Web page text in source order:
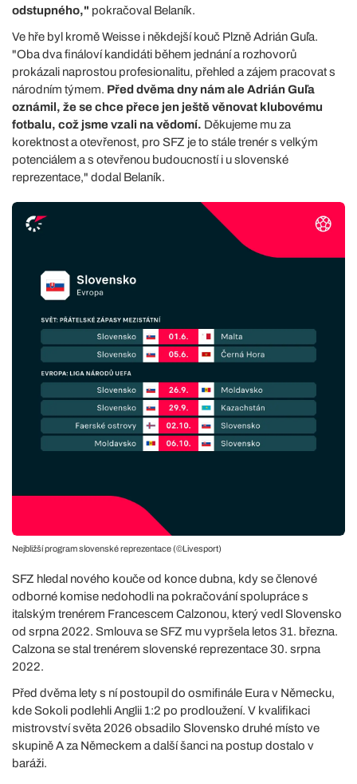
odstupného," pokračoval Belaník.
Ve hře byl kromě Weisse i někdejší kouč Plzně Adrián Guľa.
"Oba dva fináloví kandidáti během jednání a rozhovorů
prokázali naprostou profesionalitu, přehled a zájem pracovat s
národním týmem. Před dvěma dny nám ale Adrián Guľa
oznámil, že se chce přece jen ještě věnovat klubovému
fotbalu, což jsme vzali na vědomí. Děkujeme mu za
korektnost a otevřenost, pro SFZ je to stále trenér s velkým
potenciálem a s otevřenou budoucností i u slovenské
reprezentace," dodal Belaník.
Nejbližší program slovenské reprezentace (©Livesport)
SFZ hledal nového kouče od konce dubna, kdy se členové
odborné komise nedohodli na pokračování spolupráce s
italským trenérem Francescem Calzonou, který vedl Slovensko
od srpna 2022. Smlouva se SFZ mu vypršela letos 31. března.
Calzona se stal trenérem slovenské reprezentace 30. srpna
2022.
Před dvěma lety s ní postoupil do osmifinále Eura v Německu,
kde Sokoli podlehli Anglii 1:2 po prodloužení. V kvalifikaci
mistrovství světa 2026 obsadilo Slovensko druhé místo ve
skupině A za Německem a další šanci na postup dostalo v
baráži.